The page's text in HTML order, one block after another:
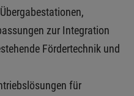
Übergabestationen,
zur Integration
Fördertechnik und
für